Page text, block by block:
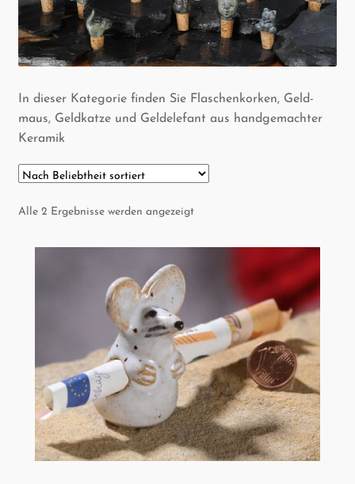
In die­ser Kate­go­rie fin­den Sie Fla­schen­kor­ken, Geld­
maus, Geld­kat­ze und Gel­d­ele­fant aus hand­ge­mach­ter
Keramik
Alle 2 Ergebnisse werden angezeigtNach
sortiert